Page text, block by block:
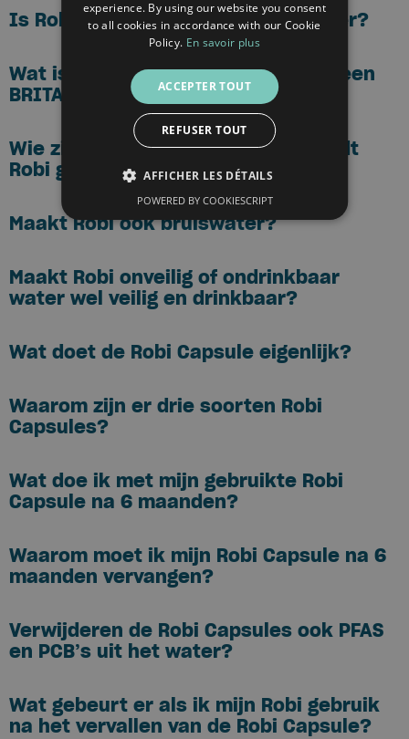
Is Robi duurzamer dan flessenwater?
Wat is het verschil tussen Robi en een
BRITA kan?
Wie zit er achter Robi en waar wordt
Robi gemaakt?
Maakt Robi ook bruiswater?
Maakt Robi onveilig of ondrinkbaar
water wel veilig en drinkbaar?
Wat doet de Robi Capsule eigenlijk?
Waarom zijn er drie soorten Robi
Capsules?
Wat doe ik met mijn gebruikte Robi
Capsule na 6 maanden?
Waarom moet ik mijn Robi Capsule na 6
maanden vervangen?
Verwijderen de Robi Capsules ook PFAS
en PCB’s uit het water?
Wat gebeurt er als ik mijn Robi gebruik
na het vervallen van de Robi Capsule?
ENGLISH
experience. By using our website you consent
to all cookies in accordance with our Cookie
Policy. En savoir plus
ACCEPTER TOUT
REFUSER TOUT
AFFICHER LES DÉTAILS
POWERED BY COOKIESCRIPT